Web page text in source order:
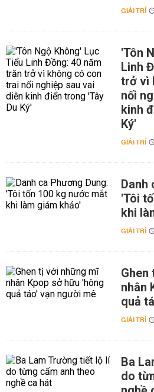
GIẢI TRÍ
'Tôn
Linh
trở vì
nối
kinh
Ký'
GIẢI TRÍ
Danh
'Tôi
khi
GIẢI TRÍ
Ghen
nhân
quả
GIẢI TRÍ
Ba
do